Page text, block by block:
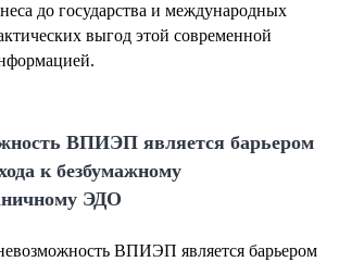
до государства и международных
выгод этой современной
ВПИЭП является барьером
к безбумажному
ЭДО
ВПИЭП является барьером